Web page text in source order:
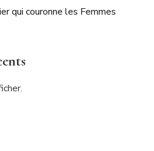
qui couronne les Femmes